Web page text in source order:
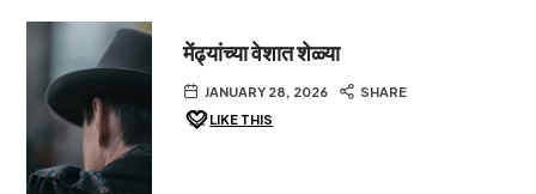
मेंढ्यांच्या वेशात शेळ्या
JANUARY 28, 2026
SHARE
LIKE THIS